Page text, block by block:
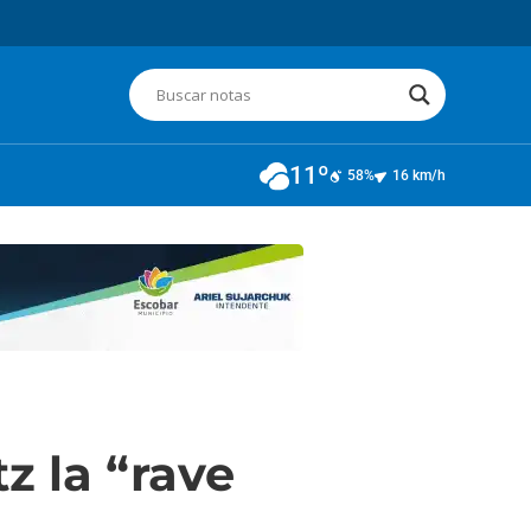
11º 58% 16 km/h
la “rave